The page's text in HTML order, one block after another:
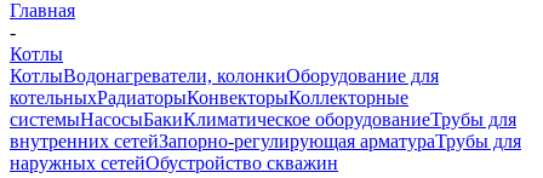
Главная
-
Котлы
КотлыВодонагреватели, колонкиОборудование для
котельныхРадиаторыКонвекторыКоллекторные
системыНасосыБакиКлиматическое оборудованиеТрубы для
внутренних сетейЗапорно-регулирующая арматураТрубы для
наружных сетейОбустройство скважин